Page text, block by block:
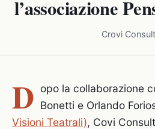
l’associazione
Crovi
D opo la collaborazione
Bonetti e Orlando
Visioni Teatrali), Covi